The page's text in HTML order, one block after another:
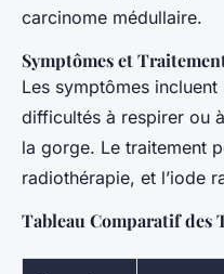
carcinome médullaire.
Symptômes et
Les symptômes
difficultés à respirer ou
la gorge. Le traitement
radiothérapie, et l’iode
Tableau Comparatif des